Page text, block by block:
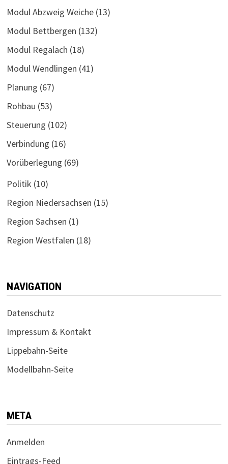
Modul Abzweig Weiche(13)
Modul Bettbergen (132)
Modul Regalach (18)
Modul Wendlingen (41)
Planung (67)
Rohbau (53)
Steuerung (102)
Verbindung (16)
Vorüberlegung (69)
Politik (10)
Region Niedersachsen (15)
Region Sachsen (1)
Region Westfalen (18)
NAVIGATION
Datenschutz
Impressum & Kontakt
Lippebahn-Seite
Modellbahn-Seite
META
Anmelden
Eintrags-Feed